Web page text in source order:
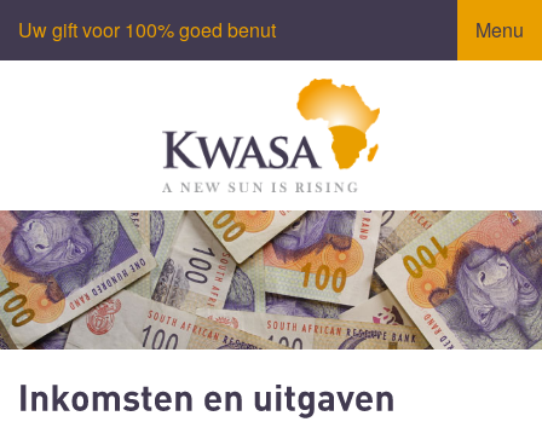
Uw gift voor 100% goed benut Menu